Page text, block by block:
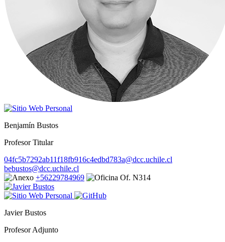
Benjamín Bustos
Profesor Titular
04fc5b7292ab11f18fb916c4edbd783a@dcc.uchile.cl
bebustos@dcc.uchile.cl
+56229784969
Of. N314
Javier Bustos
Profesor Adjunto